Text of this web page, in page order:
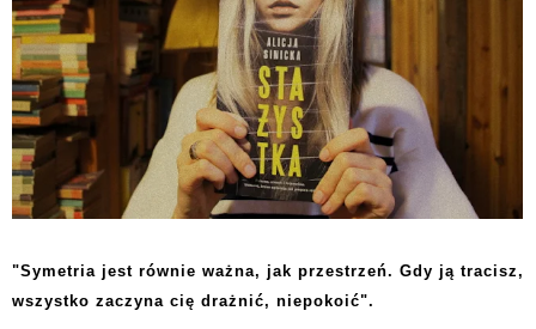
"Symetria jest równie ważna, jak przestrzeń. Gdy ją tracisz,
wszystko zaczyna cię drażnić, niepokoić".